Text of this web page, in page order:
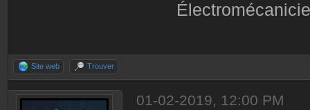
Site web Trouver
01-02-2019, 12:00 PM